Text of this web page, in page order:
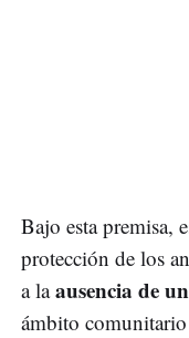
Bajo esta premisa,
protección de los
a laausencia de
ámbito